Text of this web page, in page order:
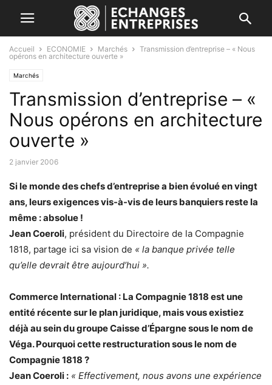
Accueil ECONOMIE Marchés
Transmission d’entreprise – « Nous
opérons en architecture ouverte »
Marchés
Transmission d’entreprise – «
Nous opérons en architecture
ouverte »
2 janvier 2006
Si le monde des chefs d’entreprise a bien évolué en vingt
ans, leurs exigences vis-à-vis de leurs banquiers reste la
même : absolue !
Jean Coeroli, président du Directoire de la Compagnie
1818, partage ici sa vision de « la banque privée telle
qu’elle devrait être aujourd’hui ».
Commerce International : La Compagnie 1818 est une
entité récente sur le plan juridique, mais vous existiez
déjà au sein du groupe Caisse d’Épargne sous le nom de
Véga. Pourquoi cette restructuration sous le nom de
Compagnie 1818 ?
Jean Coeroli : « Effectivement, nous avons une expérience